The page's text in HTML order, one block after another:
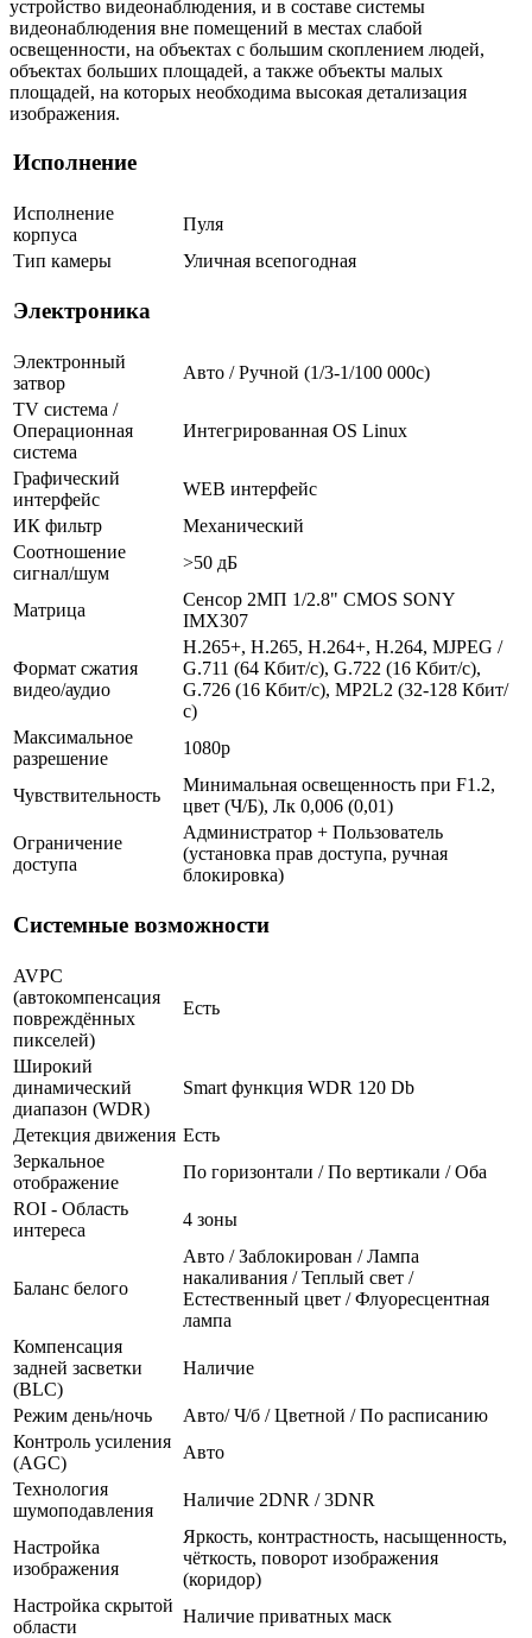
устройство видеонаблюдения, и в составе системы
видеонаблюдения вне помещений в местах слабой
освещенности, на объектах с большим скоплением людей,
объектах больших площадей, а также объекты малых
площадей, на которых необходима высокая детализация
изображения.
Исполнение
Исполнение
корпуса
Пуля
Тип камеры
Уличная всепогодная
Электроника
Электронный
затвор
Авто / Ручной (1/3-1/100 000c)
TV система /
Операционная
система
Интегрированная OS Linux
Графический
интерфейс
WEB интерфейс
ИК фильтр
Механический
Соотношение
сигнал/шум
>50 дБ
Матрица
Сенсор 2МП 1/2.8" CMOS SONY
IMX307
Формат сжатия
видео/аудио
H.265+, H.265, H.264+, H.264, MJPEG /
G.711 (64 Кбит/с), G.722 (16 Кбит/с),
G.726 (16 Кбит/с), MP2L2 (32-128 Кбит/
с)
Максимальное
разрешение
1080p
Чувствительность
Минимальная освещенность при F1.2,
цвет (Ч/Б), Лк 0,006 (0,01)
Ограничение
доступа
Администратор + Пользователь
(установка прав доступа, ручная
блокировка)
Системные возможности
AVPC
(автокомпенсация
повреждённых
пикселей)
Есть
Широкий
динамический
диапазон (WDR)
Smart функция WDR 120 Db
Детекция движения Есть
Зеркальное
отображение
По горизонтали / По вертикали / Оба
ROI - Область
интереса
4 зоны
Баланс белого
Авто / Заблокирован / Лампа
накаливания / Теплый свет /
Естественный цвет / Флуоресцентная
лампа
Компенсация
задней засветки
(BLC)
Наличие
Режим день/ночь
Авто/ Ч/б / Цветной / По расписанию
Контроль усиления
(AGC)
Авто
Технология
шумоподавления
Наличие 2DNR / 3DNR
Настройка
изображения
Яркость, контрастность, насыщенность,
чёткость, поворот изображения
(коридор)
Настройка скрытой
области
Наличие приватных маск